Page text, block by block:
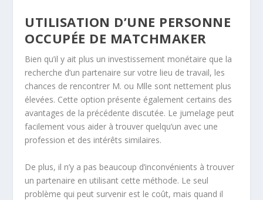
UTILISATION D’UNE PERSONNE
OCCUPÉE DE MATCHMAKER
Bien qu’il y ait plus un investissement monétaire que la
recherche d’un partenaire sur votre lieu de travail, les
chances de rencontrer M. ou Mlle sont nettement plus
élevées. Cette option présente également certains des
avantages de la précédente discutée. Le jumelage peut
facilement vous aider à trouver quelqu’un avec une
profession et des intérêts similaires.
De plus, il n’y a pas beaucoup d’inconvénients à trouver
un partenaire en utilisant cette méthode. Le seul
problème qui peut survenir est le coût, mais quand il